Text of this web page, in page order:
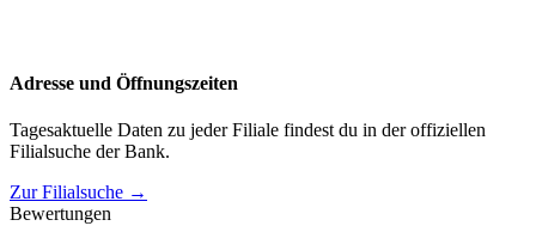
Adresse und Öffnungszeiten
Tagesaktuelle Daten zu jeder Filiale findest du in der offiziellen
Filialsuche der Bank.
Zur Filialsuche →
Bewertungen